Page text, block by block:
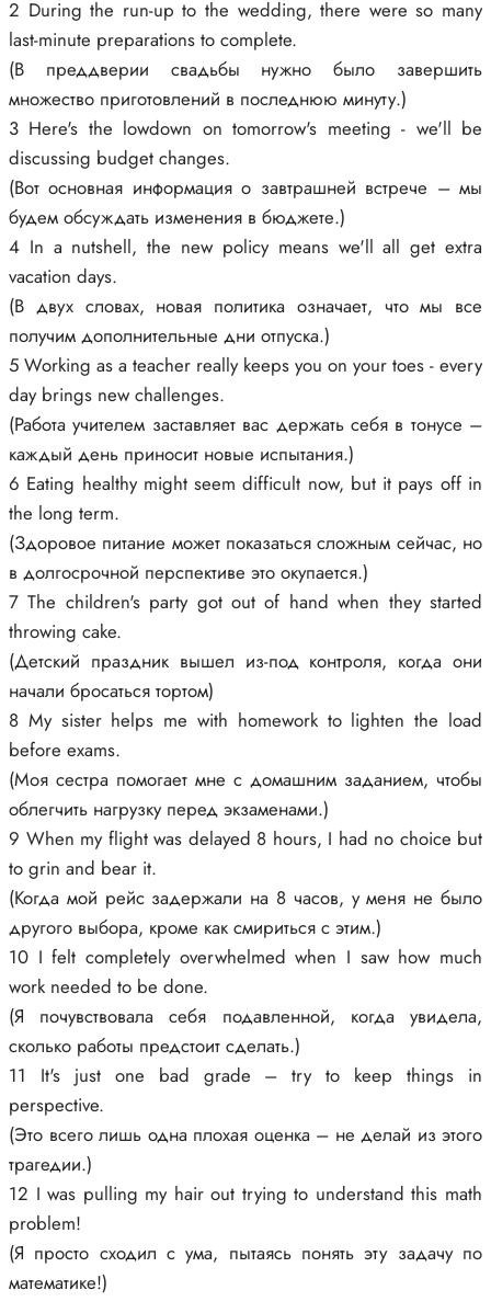
2 During the run-up to the wedding, there were so many
last-minute preparations to complete.
(В преддверии свадьбы нужно было завершить
множество приготовлений в последнюю минуту.)
3 Here's the lowdown on tomorrow's meeting - we'll be
discussing budget changes.
(Вот основная информация о завтрашней встрече – мы
будем обсуждать изменения в бюджете.)
4 In a nutshell, the new policy means we'll all get extra
vacation days.
(В двух словах, новая политика означает, что мы все
получим дополнительные дни отпуска.)
5 Working as a teacher really keeps you on your toes - every
day brings new challenges.
(Работа учителем заставляет вас держать себя в тонусе –
каждый день приносит новые испытания.)
6 Eating healthy might seem difficult now, but it pays off in
the long term.
(Здоровое питание может показаться сложным сейчас, но
в долгосрочной перспективе это окупается.)
7 The children's party got out of hand when they started
throwing cake.
(Детский праздник вышел из-под контроля, когда они
начали бросаться тортом)
8 My sister helps me with homework to lighten the load
before exams.
(Моя сестра помогает мне с домашним заданием, чтобы
облегчить нагрузку перед экзаменами.)
9 When my flight was delayed 8 hours, I had no choice but
to grin and bear it.
(Когда мой рейс задержали на 8 часов, у меня не было
другого выбора, кроме как смириться с этим.)
10 I felt completely overwhelmed when I saw how much
work needed to be done.
(Я почувствовала себя подавленной, когда увидела,
сколько работы предстоит сделать.)
11 It's just one bad grade – try to keep things in
perspective.
(Это всего лишь одна плохая оценка – не делай из этого
трагедии.)
12 I was pulling my hair out trying to understand this math
problem!
(Я просто сходил с ума, пытаясь понять эту задачу по
математике!)